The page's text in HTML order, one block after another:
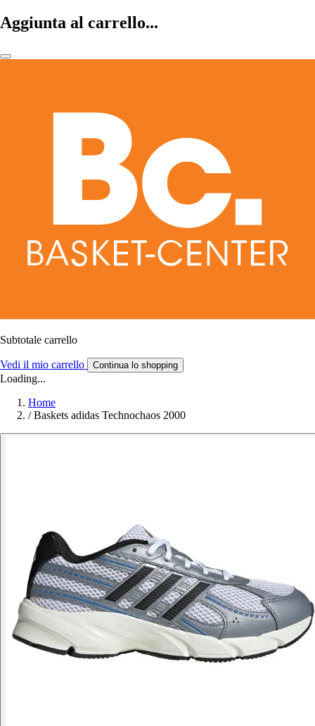
Aggiunta al carrello...
Subtotale carrello
Vedi il mio carrello Continua lo shopping
Loading...
Home
/ Baskets adidas Technochaos 2000